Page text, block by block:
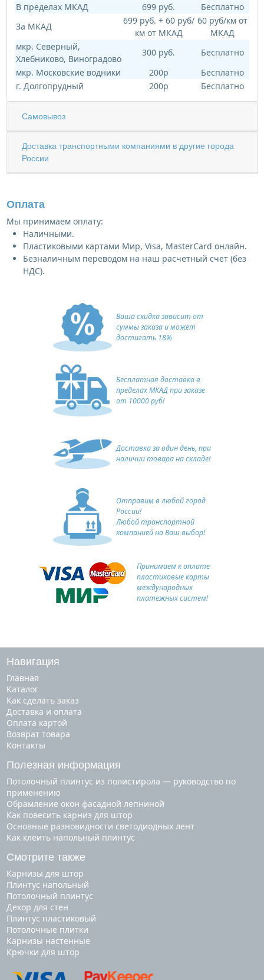
В пределах МКАД
699 руб.
Бесплатно
За МКАД
699 руб. + 60 руб/
км от МКАД
60 руб/км от
МКАД
мкр. Северный,
Хлебниково, Виноградово
300 руб.
Бесплатно
мкр. Московские водники
200р
Бесплатно
г. Долгопрудный
200р Бесплатно
Самовывоз
Доставка транспортными компаниями в другие города
России
Оплата
Мы принимаем оплату:
Наличными.
Пластиковыми картами Мир, Visa, MasterCard онлайн.
Безналичным переводом на наш расчетный счет (без
НДС).
Ваша скидка зависит от
суммы заказа и может
достигать 18%
Бесплатная доставка в
пределах МКАД при заказе
от 10000 руб!
Доставка за один день, при
наличии товара на складе!
Отправим в любой город
России!
Любой транспортной
компанией на Ваш выбор!
Принимаем к оплате
пластиковые карты
международных
платежных систем!
Навигация
Главная
Каталог
Как сделать заказ
Доставка и оплата
Оплата картой
Возврат товара
Контакты
Полезная информация
Потолочный плинтус из полистирола — руководство по
применению
Обрамление окон фасадной лепниной
Как повесить карниз для штор
Основные разновидности светодиодных лент
Как клеить напольный плинтус
Смотрите также
карнизы для штор
плинтус напольный
потолочный плинтус
декор для стен
плинтус пластиковый
потолочные плитки
карнизы настенные
крючки для штор